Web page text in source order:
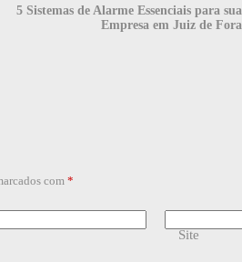
5 Sistemas de Alarme Essenciais para sua
Empresa em Juiz de Fora
com *
Site